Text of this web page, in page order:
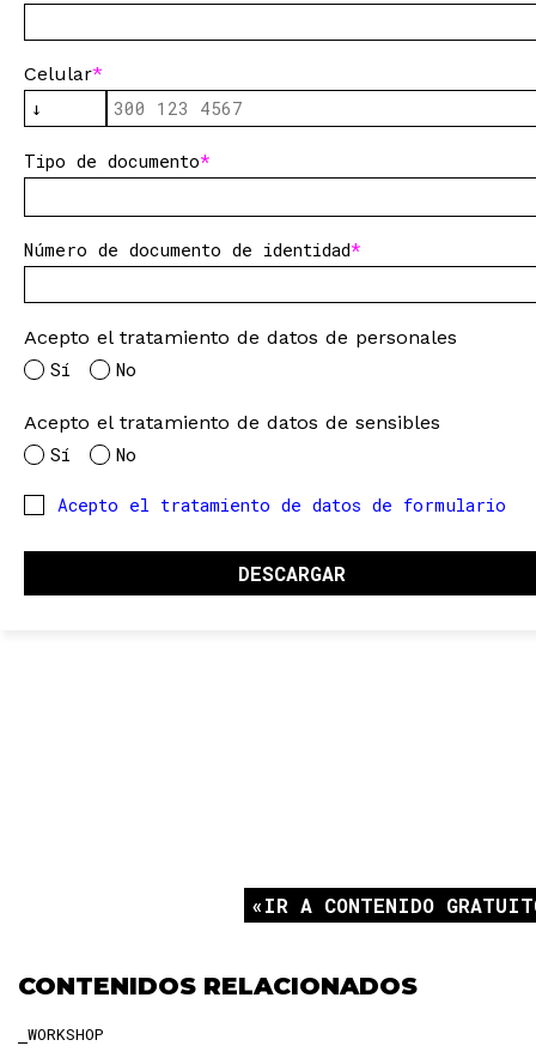
Celular
Tipo de documento
Número de documento de identidad
Acepto el tratamiento de datos de personales
Sí
No
Acepto el tratamiento de datos de sensibles
Sí
No
Acepto el tratamiento de datos de formulario
IR A CONTENIDO
CONTENIDOS RELACIONADOS
WORKSHOP